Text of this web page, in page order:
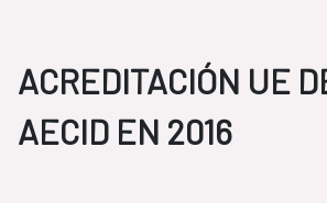
ACREDITACIÓN UE
AECID EN 2016